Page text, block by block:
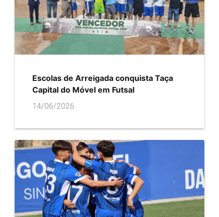
Escolas de Arreigada conquista Taça
Capital do Móvel em Futsal
14/06/2026